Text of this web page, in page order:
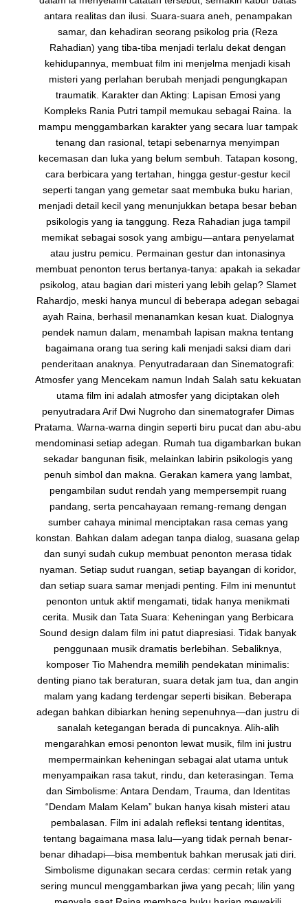
antara realitas dan ilusi. Suara-suara aneh, penampakan
samar, dan kehadiran seorang psikolog pria (Reza
Rahadian) yang tiba-tiba menjadi terlalu dekat dengan
kehidupannya, membuat film ini menjelma menjadi kisah
misteri yang perlahan berubah menjadi pengungkapan
traumatik. Karakter dan Akting: Lapisan Emosi yang
Kompleks Rania Putri tampil memukau sebagai Raina. Ia
mampu menggambarkan karakter yang secara luar tampak
tenang dan rasional, tetapi sebenarnya menyimpan
kecemasan dan luka yang belum sembuh. Tatapan kosong,
cara berbicara yang tertahan, hingga gestur-gestur kecil
seperti tangan yang gemetar saat membuka buku harian,
menjadi detail kecil yang menunjukkan betapa besar beban
psikologis yang ia tanggung. Reza Rahadian juga tampil
memikat sebagai sosok yang ambigu—antara penyelamat
atau justru pemicu. Permainan gestur dan intonasinya
membuat penonton terus bertanya-tanya: apakah ia sekadar
psikolog, atau bagian dari misteri yang lebih gelap? Slamet
Rahardjo, meski hanya muncul di beberapa adegan sebagai
ayah Raina, berhasil menanamkan kesan kuat. Dialognya
pendek namun dalam, menambah lapisan makna tentang
bagaimana orang tua sering kali menjadi saksi diam dari
penderitaan anaknya. Penyutradaraan dan Sinematografi:
Atmosfer yang Mencekam namun Indah Salah satu kekuatan
utama film ini adalah atmosfer yang diciptakan oleh
penyutradara Arif Dwi Nugroho dan sinematografer Dimas
Pratama. Warna-warna dingin seperti biru pucat dan abu-abu
mendominasi setiap adegan. Rumah tua digambarkan bukan
sekadar bangunan fisik, melainkan labirin psikologis yang
penuh simbol dan makna. Gerakan kamera yang lambat,
pengambilan sudut rendah yang mempersempit ruang
pandang, serta pencahayaan remang-remang dengan
sumber cahaya minimal menciptakan rasa cemas yang
konstan. Bahkan dalam adegan tanpa dialog, suasana gelap
dan sunyi sudah cukup membuat penonton merasa tidak
nyaman. Setiap sudut ruangan, setiap bayangan di koridor,
dan setiap suara samar menjadi penting. Film ini menuntut
penonton untuk aktif mengamati, tidak hanya menikmati
cerita. Musik dan Tata Suara: Keheningan yang Berbicara
Sound design dalam film ini patut diapresiasi. Tidak banyak
penggunaan musik dramatis berlebihan. Sebaliknya,
komposer Tio Mahendra memilih pendekatan minimalis:
denting piano tak beraturan, suara detak jam tua, dan angin
malam yang kadang terdengar seperti bisikan. Beberapa
adegan bahkan dibiarkan hening sepenuhnya—dan justru di
sanalah ketegangan berada di puncaknya. Alih-alih
mengarahkan emosi penonton lewat musik, film ini justru
mempermainkan keheningan sebagai alat utama untuk
menyampaikan rasa takut, rindu, dan keterasingan. Tema
dan Simbolisme: Antara Dendam, Trauma, dan Identitas
“Dendam Malam Kelam” bukan hanya kisah misteri atau
pembalasan. Film ini adalah refleksi tentang identitas,
tentang bagaimana masa lalu—yang tidak pernah benar-
benar dihadapi—bisa membentuk bahkan merusak jati diri.
Simbolisme digunakan secara cerdas: cermin retak yang
sering muncul menggambarkan jiwa yang pecah; lilin yang